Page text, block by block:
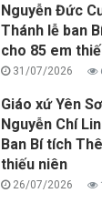
Nguyễn Đức
Thánh lễ ban
cho 85 em
31/07/2026
Giáo xứ Yên
Nguyễn Chí
Ban Bí tích
thiếu niên
26/07/2026